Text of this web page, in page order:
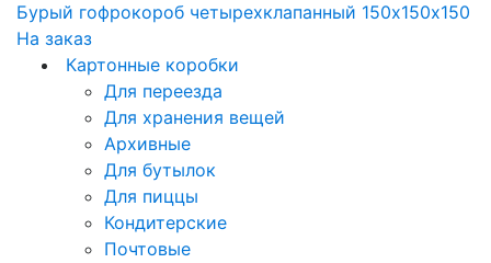
Бурый гофрокороб четырехклапанный 150х150х150
На заказ
Картонные коробки
Для переезда
Для хранения вещей
Архивные
Для бутылок
Для пиццы
Кондитерские
Почтовые